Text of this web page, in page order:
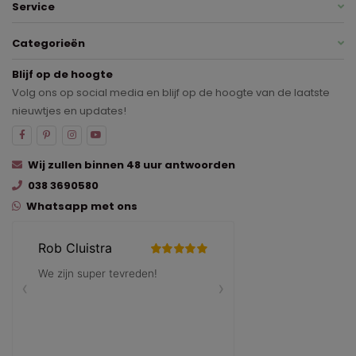
Service
Categorieën
Blijf op de hoogte
Volg ons op social media en blijf op de hoogte van de laatste
nieuwtjes en updates!
Wij zullen binnen 48 uur antwoorden
038 3690580
Whatsapp met ons